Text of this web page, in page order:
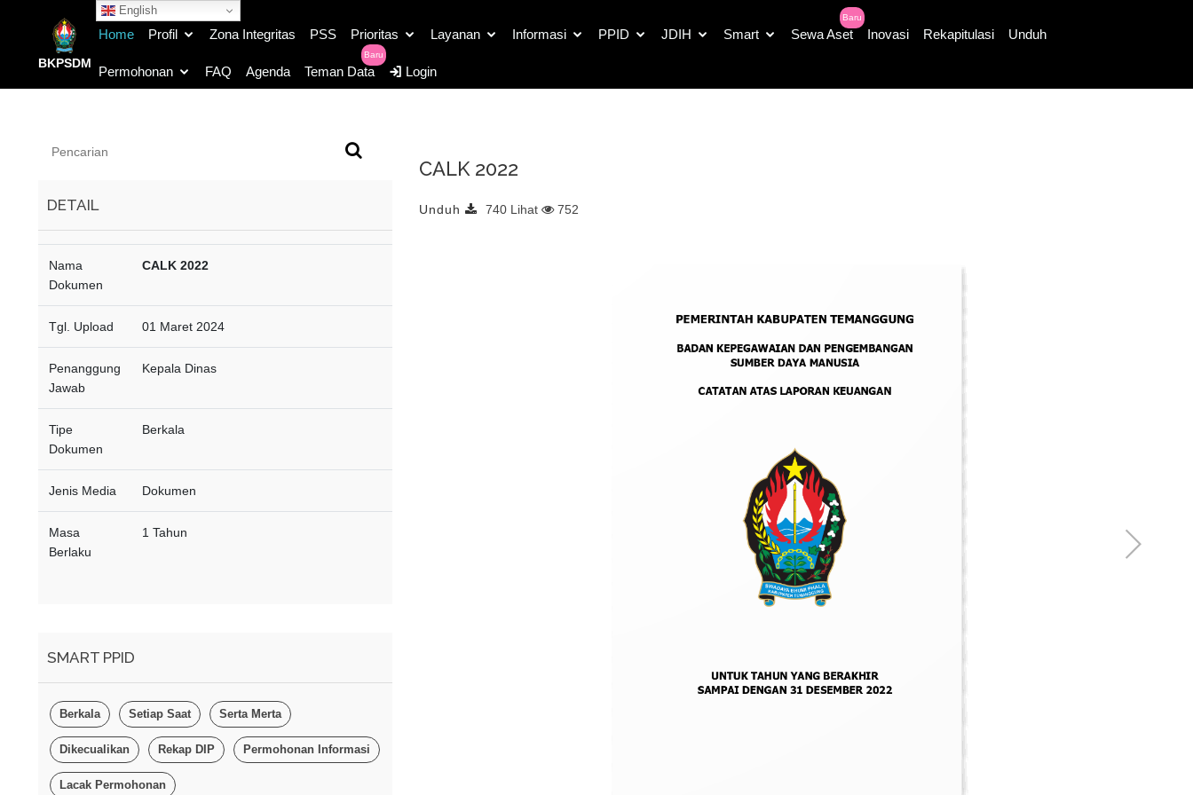
English
BKPSDM
Home Profil Zona Integritas PSS Prioritas Layanan Informasi PPID JDIH Smart Sewa Aset
Baru
Inovasi Rekapitulasi Unduh
Permohonan FAQ Agenda Teman Data
Baru
Login
DETAIL
Nama
Dokumen
CALK 2022
Tgl. Upload 01 Maret 2024
Penanggung
Jawab
Kepala Dinas
Tipe
Dokumen
Berkala
Jenis Media Dokumen
Masa
Berlaku
1 Tahun
SMART PPID
Berkala Setiap Saat Serta Merta
Dikecualikan Rekap DIP Permohonan Informasi
Lacak Permohonan
CALK 2022
Unduh 740 Lihat 752
IKHTISAR PENCAPAIAN
KINERJA KEUANGAN SKPD
BAB IV